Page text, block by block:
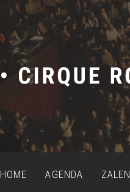
HOME AGENDA ZALEN